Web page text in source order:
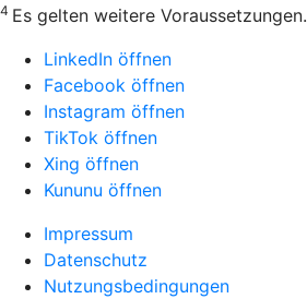
4 Es gelten weitere Voraussetzungen.
LinkedIn öffnen
Facebook öffnen
Instagram öffnen
TikTok öffnen
Xing öffnen
Kununu öffnen
Impressum
Datenschutz
Nutzungsbedingungen